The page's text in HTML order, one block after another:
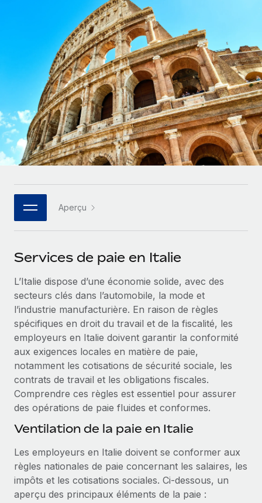
Gestion des freelances
Intégrez et gérez vos freelances partout dans le monde
Sous-traitez les opérations complexes liées à l’emploi
INFRASTRUCTURE
Intégration Remote
Intégrez vos RH aux flux de travail en toute simplicité
Plateforme
Des fonctions RH clés intégrées pour votre équipe
Connectez n'importe quel outil d’IA à Remote grâce à
notre MCP
Rationalisez vos processus avec des outils essentiels
SERVICES
Demandez aux experts
Recevez des conseils d’experts sur les RH à
l’international et la conformité
Contrôles d’antécédents
Simplifiez vos processus de présélection des
candidats
Remote Watchtower
Gardez un temps d’avance sur les risques en
matière de conformité
Gestion des appareils
Achetez et suivez vos équipements informatiques
Comparer Remote
Examinez notre service par rapport aux autres
CROISSANCE
Start-ups
Des solutions agiles et internationales pour les RH et la
paie des entreprises en pleine croissance
Entreprises intermédiaires
Développez vos équipes avec des solutions RH sur
mesure
Entreprise
Les RH à l’international pour les grandes entreprises
Partenaires stratégiques de la tech
Devenir partenaire
Explorez avec nous vos opportunités de partenariat
Remote Build
Conseil en intégrations et automatisations assistées par
l’IA
ÉTUDES DE CAS
Calculateur de paiement des freelances
Découvrez les devises disponibles et les vitesses de
paiement pour vos freelances internationaux
APPRENDRE AVEC REMOTE
Recherche et guides
Études de cas
Checklists et modèles
Descriptions de postes
Salle de presse
Données sur les salaires et les talents
Centre de ressources
Obtenir de l’aide
Voir toutes les ressources
BLOG
EOR et PEO
Gestion des freelances
Español
Italiano
Português (Portugal)
日本語
한국어
Connexion
Aperçu
Services de paie en Italie
L’Italie dispose d’une économie solide, avec des
secteurs clés dans l’automobile, la mode et
l’industrie manufacturière. En raison de règles
spécifiques en droit du travail et de la fiscalité, les
employeurs en Italie doivent garantir la conformité
aux exigences locales en matière de paie,
notamment les cotisations de sécurité sociale, les
contrats de travail et les obligations fiscales.
Comprendre ces règles est essentiel pour assurer
des opérations de paie fluides et conformes.
Ventilation de la paie en Italie
Les employeurs en Italie doivent se conformer aux
règles nationales de paie concernant les salaires, les
impôts et les cotisations sociales. Ci‑dessous, un
aperçu des principaux éléments de la paie :